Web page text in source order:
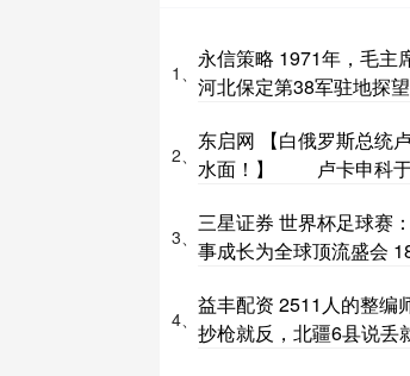
1、
永信策略 1971年，毛主
河北保定第38军驻地探
2、
东启网 【白俄罗斯总统
水面！】 卢卡申科于
3、
三星证券 世界杯足球赛
事成长为全球顶流盛会
4、
益丰配资 2511人的整编
抄枪就反，北疆6县说丢